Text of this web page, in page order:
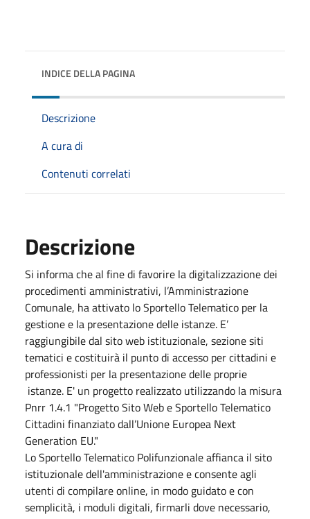
INDICE DELLA PAGINA
Descrizione
A cura di
Contenuti correlati
Descrizione
Si informa che al fine di favorire la digitalizzazione dei
procedimenti amministrativi, l’Amministrazione
Comunale, ha attivato lo Sportello Telematico per la
gestione e la presentazione delle istanze. E’
raggiungibile dal sito web istituzionale, sezione siti
tematici e costituirà il punto di accesso per cittadini e
professionisti per la presentazione delle proprie
istanze. E' un progetto realizzato utilizzando la misura
Pnrr 1.4.1 "Progetto Sito Web e Sportello Telematico
Cittadini finanziato dall’Unione Europea Next
Generation EU."
Lo Sportello Telematico Polifunzionale affianca il sito
istituzionale dell'amministrazione e consente agli
utenti di compilare online, in modo guidato e con
semplicità, i moduli digitali, firmarli dove necessario,